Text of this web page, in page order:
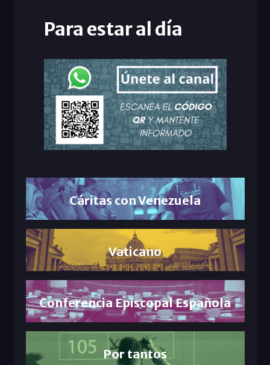
Para estar al día
Cáritas con Venezuela
Vaticano
Conferencia Episcopal Española
Por tantos